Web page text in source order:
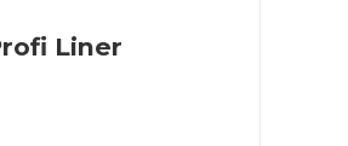
Liner